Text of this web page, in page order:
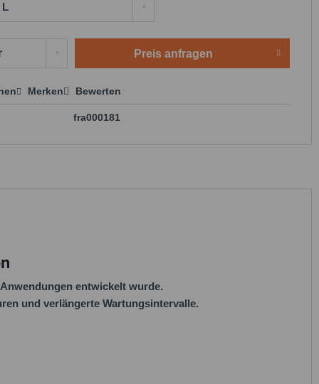
Preis anfragen
Merken Bewerten
fra000181
entwickelt wurde.
und verlängerte Wartungsintervalle.